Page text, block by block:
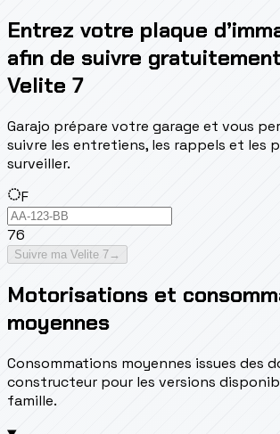
Entrez votre plaque
afin de suivre
Velite 7
Garajo prépare votre garage et vous
suivre les entretiens, les rappels et les
surveiller.
F
76
Suivre ma Velite 7 →
Motorisations et
moyennes
Consommations moyennes issues des
constructeur pour les versions
famille.